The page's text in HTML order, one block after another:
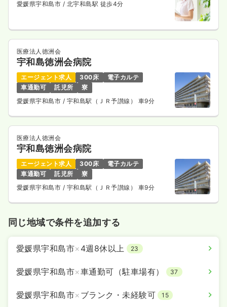
愛媛県宇和島市 / 北宇和島駅 徒歩4分
医療法人徳洲会
宇和島徳洲会病院
エージェント求人 300床
電子カルテ
車通勤可
託児所
寮
愛媛県宇和島市 / 宇和島駅（ＪＲ予讃線） 車9分
医療法人徳洲会
宇和島徳洲会病院
エージェント求人 300床
電子カルテ
車通勤可
託児所
寮
愛媛県宇和島市 / 宇和島駅（ＪＲ予讃線） 車9分
同じ地域で条件を追加する
愛媛県宇和島市× 4週8休以上 23
愛媛県宇和島市×車通勤可（駐車場有） 37
愛媛県宇和島市× ブランク・未経験可 15